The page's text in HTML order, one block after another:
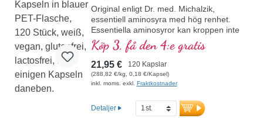
Original enligt Dr. med. Michalzik,
essentiell aminosyra med hög renhet.
Essentiella aminosyror kan kroppen inte
själv producera och måste därför tillföras
kroppen. Original från Biotikon sedan 23
år från egen produktion i Tyskland av ett
traditionsrikt familjeföretag. Utan tillsatser,
hög renhet och hög effektivitet. Utvecklad
växtämnen samt makro- och
mikronäringsämnen under ledning av Dr.
Köp 3, få den 4:e gratis
21,95 € 120 Kapslar
(288,82 €/kg, 0,18 €/Kapsel)
inkl. moms. exkl. Fraktkostnader
Detaljer